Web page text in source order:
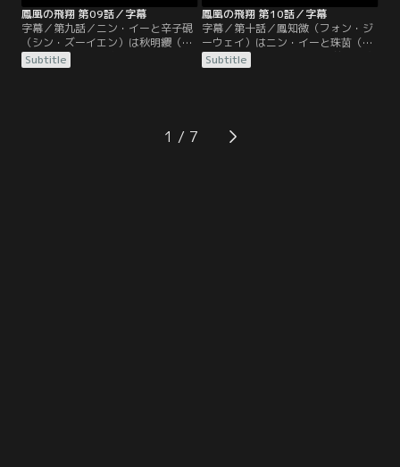
鳳凰の飛翔 第09話／字幕
字幕／第九話／ニン・イーと辛子硯
（シン・ズーイエン）は秋明纓（チ
ウ・ミンイン）一家を救うため、告
発状を利用し、皇太子に寧研（ニ
を解放する。秋明纓に絶縁された鳳
知微は男装し「魏知（ウェイ・ジ
Subtitle
鳳凰の飛翔 第10話／字幕
字幕／第十話／鳳知微（フォン・ジ
ーウェイ）はニン・イーと珠茵（ジ
ューイン）が2人とも、8年前の巫蠱
事件で家族を失ったことを知る。ニ
ン・ハイ）に不信感を持った皇太子
は、辛子硯（シン・ズーイエン）に
Subtitle
1